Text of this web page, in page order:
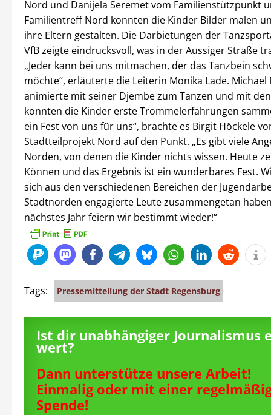
Nord und Danijela Seremet vom Familienstützpunkt
Familientreff Nord konnten die Kinder Bilder malen
ihre Eltern gestalten. Die Darbietungen der
VfB zeigte eindrucksvoll, was in der Aussiger Straße
„Jeder kann bei uns mitmachen, der das Tanzbein
möchte“, erläuterte die Leiterin Monika Lade. Michael
animierte mit seiner Djembe zum Tanzen und mit
konnten die Kinder erste Trommelerfahrungen
ein Fest von uns für uns“, brachte es Birgit Höckele
Stadtteilprojekt Nord auf den Punkt. „Es gibt viele
Norden, von denen die Kinder nichts wissen. Heute
Können und das Ergebnis ist ein wunderbares Fest.
sich aus den verschiedenen Bereichen der
Stadtnorden engagierte Leute zusammengetan
nächstes Jahr feiern wir bestimmt wieder!“
Tags: Pressemitteilung der Stadt Regensburg
Ist dir unabhängiger Journalismus
wert?
Dann unterstütze unsere Arbeit!
Einmalig oder mit einer
Spende!